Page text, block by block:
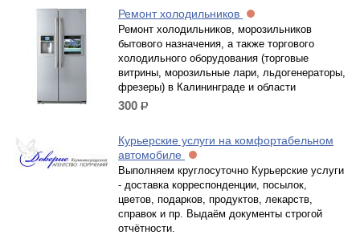
Ремонт холодильников
Ремонт холодильников, морозильников
бытового назначения, а также торгового
холодильного оборудования (торговые
витрины, морозильные лари, льдогенераторы,
фрезеры) в Калининграде и области
300 р.
Курьерские услуги на комфортабельном
автомобиле
Выполняем круглосуточно Курьерские услуги
- доставка корреспонденции, посылок,
цветов, подарков, продуктов, лекарств,
справок и пр. Выдаём документы строгой
отчётности.